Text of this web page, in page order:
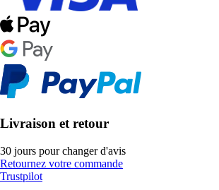
Livraison et retour
30 jours pour changer d'avis
Retournez votre commande
Trustpilot